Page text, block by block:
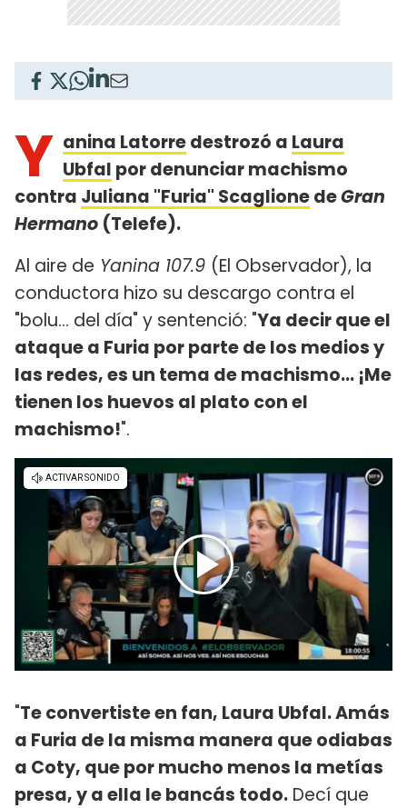
Y anina Latorredestrozó a Laura
Ubfal por denunciar machismo
contra Juliana "Furia" ScaglionedeGran
Hermano (Telefe).
Al aire de Yanina 107.9 (El Observador), la
conductora hizo su descargo contra el
"bolu... del día" y sentenció: "Ya decir que el
ataque a Furia por parte de los medios y
las redes, es un tema de machismo... ¡Me
tienen los huevos al plato con el
machismo!".
"Te convertiste en fan, Laura Ubfal. Amás
a Furia de la misma manera que odiabas
a Coty, que por mucho menos la metías
presa, y a ella le bancás todo. Decí que